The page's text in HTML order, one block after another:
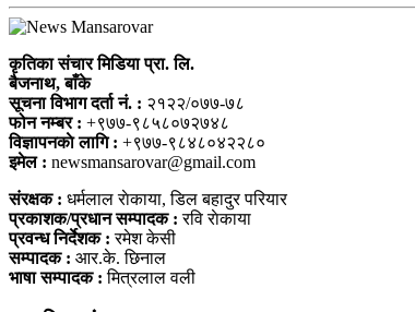
कृतिका संचार मिडिया प्रा. लि.
बैजनाथ, बाँके
सूचना विभाग दर्ता नं. : २१२२/०७७-७८
फोन नम्बर : +९७७-९८५८०७२७४८
विज्ञापनकाे लागि : +९७७-९८४८०४२२८०
इमेल : newsmansarovar@gmail.com
संरक्षक : धर्मलाल राेकाया, डिल बहादुर परियार
प्रकाशक/प्रधान सम्पादक : रवि राेकाया
प्रवन्ध निर्देशक : रमेश केसी
सम्पादक : आर.के. छिनाल
भाषा सम्पादक : मित्रलाल वली